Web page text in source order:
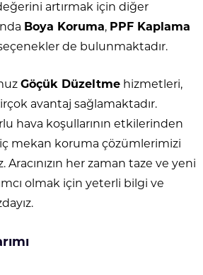
artırmak için diğer
Boya Koruma, PPF Kaplama
de bulunmaktadır.
Göçük Düzeltme hizmetleri,
avantaj sağlamaktadır.
hava koşullarının etkilerinden
mekan koruma çözümlerimizi
her zaman taze ve yeni
olmak için yeterli bilgi ve